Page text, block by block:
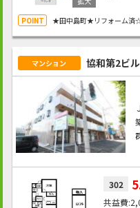
★田中島町★リフォーム済
マンション 協和第2ビル
302